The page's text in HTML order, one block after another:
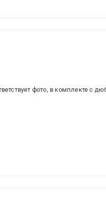
фото, в комплекте с